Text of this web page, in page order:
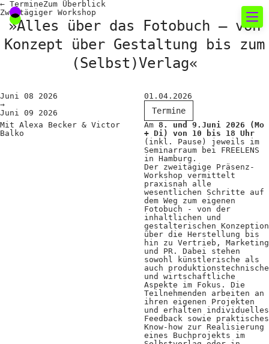
Neues rund um die
Das aktuelle Foto
News
Fakten für Politik und
← TermineZum Überblick
Zweitägiger Workshop
»Alles über das Fotobuch – von
Konzept über Gestaltung bis zum
(Selbst)Verlag«
Juni 08
2026
→
Juni 09 2026
01.04.2026
Termine
Mit Alexa Becker & Victor
Balko
Am 8. und 9.Juni 2026 (Mo
+ Di) von 10 bis 18 Uhr
(inkl. Pause) jeweils im
Seminarraum bei FREELENS
in Hamburg.
Der zweitägige Präsenz-
Workshop vermittelt
praxisnah alle
wesentlichen Schritte auf
dem Weg zum eigenen
Fotobuch - von der
inhaltlichen und
gestalterischen Konzeption
über die Herstellung bis
hin zu Vertrieb, Marketing
und PR. Dabei stehen
sowohl künstlerische als
auch produktionstechnische
und wirtschaftliche
Aspekte im Fokus. Die
Teilnehmenden arbeiten an
ihren eigenen Projekten
und erhalten individuelles
Feedback sowie praktisches
Know-how zur Realisierung
eines Buchprojekts im